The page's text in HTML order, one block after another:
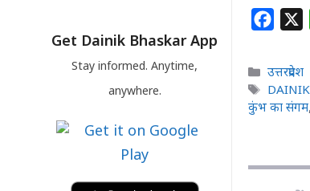
e
b
उत्तरप्रदेश
Tags
कुंभ का संगम,
Get Dainik Bhaskar App
Stay informed. Anytime,
anywhere.